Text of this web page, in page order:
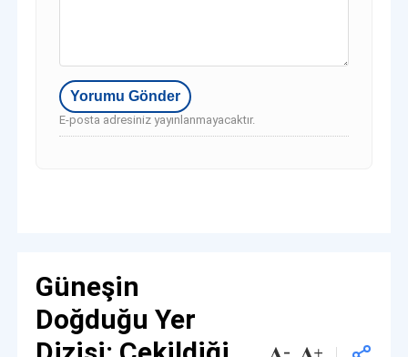
E-posta adresiniz yayınlanmayacaktır.
Güneşin
Doğduğu Yer